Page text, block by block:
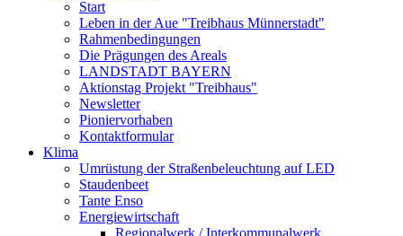
Start
Leben in der Aue "Treibhaus Münnerstadt"
Rahmenbedingungen
Die Prägungen des Areals
LANDSTADT BAYERN
Aktionstag Projekt "Treibhaus"
Newsletter
Pioniervorhaben
Kontaktformular
Klima
Umrüstung der Straßenbeleuchtung auf LED
Staudenbeet
Tante Enso
Energiewirtschaft
Regionalwerk / Interkommunalwerk